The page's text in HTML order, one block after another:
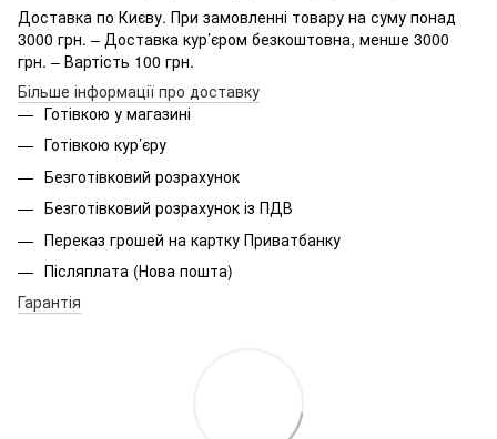
Доставка по Києву. При замовленні товару на суму понад
3000 грн. – Доставка кур’єром безкоштовна, менше 3000
грн. – Вартість 100 грн.
Більше інформації про доставку
Готівкою у магазині
Готівкою кур’єру
Безготівковий розрахунок
Безготівковий розрахунок із ПДВ
Переказ грошей на картку Приватбанку
Післяплата (Нова пошта)
Гарантія